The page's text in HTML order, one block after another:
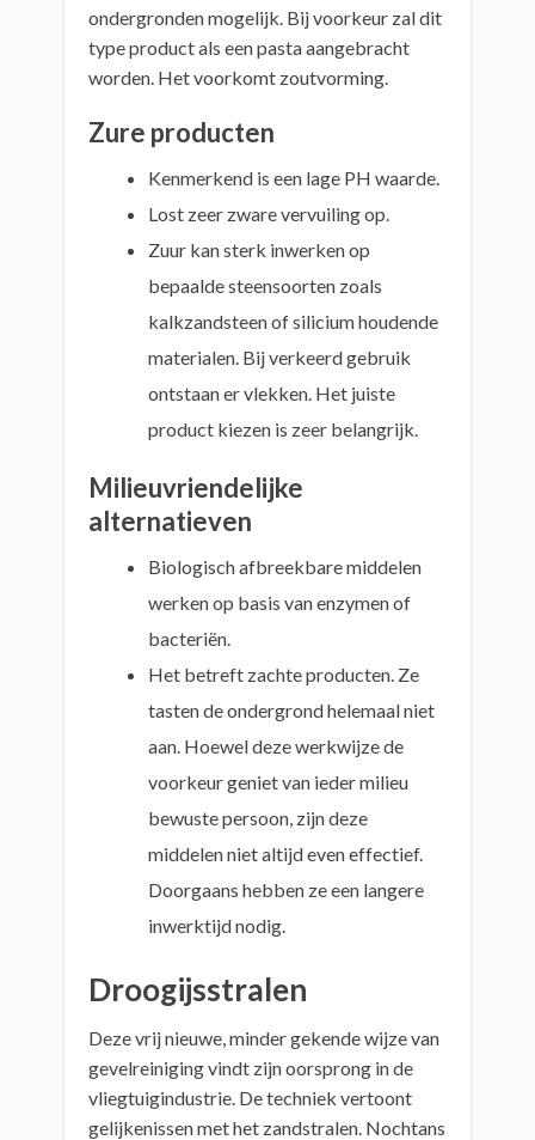
ondergronden mogelijk. Bij voorkeur zal dit
type product als een pasta aangebracht
worden. Het voorkomt zoutvorming.
Zure producten
Kenmerkend is een lage PH waarde.
Lost zeer zware vervuiling op.
Zuur kan sterk inwerken op
bepaalde steensoorten zoals
kalkzandsteen of silicium houdende
materialen. Bij verkeerd gebruik
ontstaan er vlekken. Het juiste
product kiezen is zeer belangrijk.
Milieuvriendelijke
alternatieven
Biologisch afbreekbare middelen
werken op basis van enzymen of
bacteriën.
Het betreft zachte producten. Ze
tasten de ondergrond helemaal niet
aan. Hoewel deze werkwijze de
voorkeur geniet van ieder milieu
bewuste persoon, zijn deze
middelen niet altijd even effectief.
Doorgaans hebben ze een langere
inwerktijd nodig.
Droogijsstralen
Deze vrij nieuwe, minder gekende wijze van
gevelreiniging vindt zijn oorsprong in de
vliegtuigindustrie. De techniek vertoont
gelijkenissen met het zandstralen. Nochtans